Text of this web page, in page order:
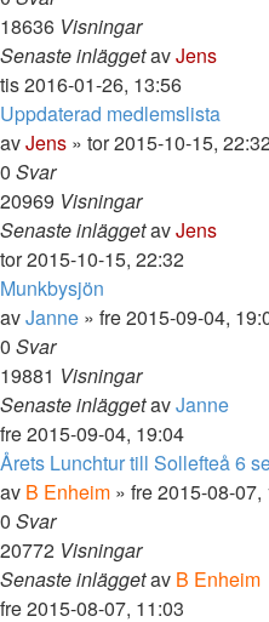
18636 Visningar
Senaste inläggetavJens
tis 2016-01-26, 13:56
Uppdaterad medlemslista
avJens » tor 2015-10-15,
0 Svar
20969 Visningar
Senaste inläggetavJens
tor 2015-10-15, 22:32
Munkbysjön
avJanne » fre 2015-09-04,
0 Svar
19881 Visningar
Senaste inläggetavJanne
fre 2015-09-04, 19:04
Årets Lunchtur till Sollefteå 6
av B Enheim » fre 2015-08-07,
0 Svar
20772 Visningar
Senaste inläggetav B Enheim
fre 2015-08-07, 11:03